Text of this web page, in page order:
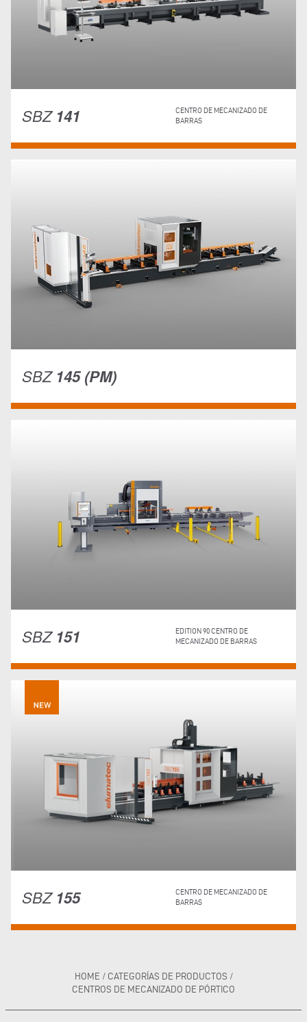
SBZ 141
CENTRO DE MECANIZADO DE
BARRAS
SBZ 145 (PM)
SBZ 151
EDITION 90 CENTRO DE
MECANIZADO DE BARRAS
SBZ 155
CENTRO DE MECANIZADO DE
BARRAS
HOME / CATEGORÍAS DE PRODUCTOS /
CENTROS DE MECANIZADO DE PÓRTICO